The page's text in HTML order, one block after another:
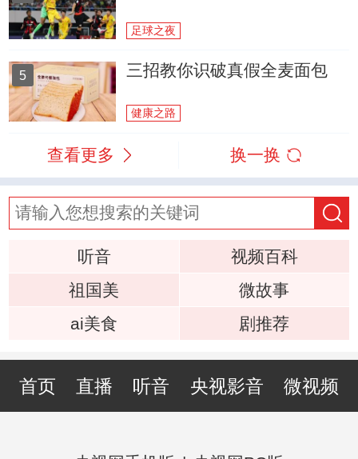
足球之夜
5 三招教你识破真假全麦面包
健康之路
查看更多 换一换
听音
视频百科
祖国美
微故事
ai美食
剧推荐
首页 直播 听音 央视影音 微视频